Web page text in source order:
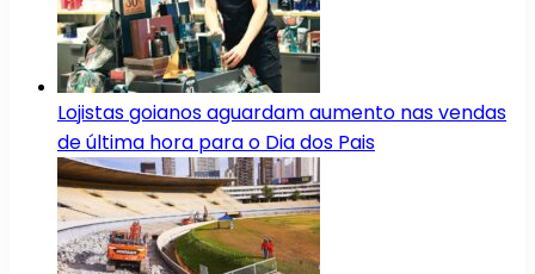
Lojistas goianos aguardam aumento nas vendas
de última hora para o Dia dos Pais